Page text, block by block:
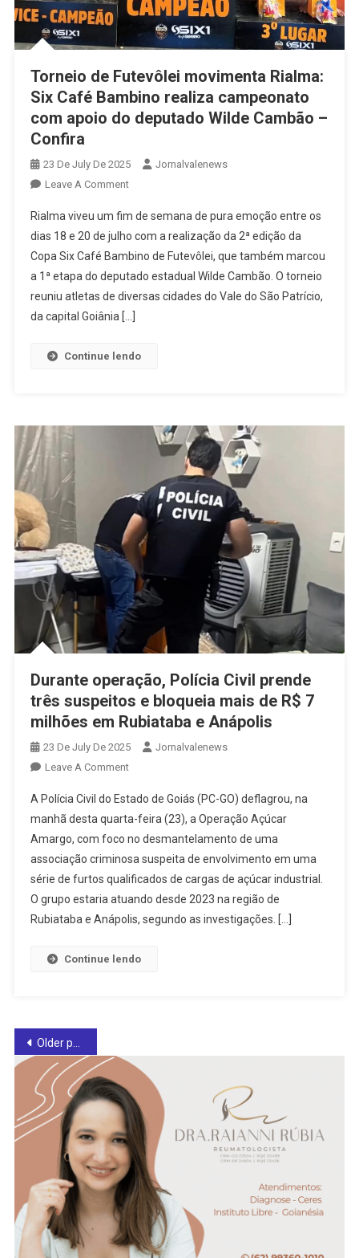
Torneio de Futevôlei movimenta Rialma:
Six Café Bambino realiza campeonato
com apoio do deputado Wilde Cambão –
Confira
23 De July De 2025
Jornalvalenews
Leave A CommentOn
De
Futevôlei
Movimenta
Rialma:
Six
Café
Realiza
Do
Deputado
Cambão
–
Confira
Rialma viveu um fim de semana de pura emoção entre os
dias 18 e 20 de julho com a realização da 2ª edição da
Copa Six Café Bambino de Futevôlei, que também marcou
a 1ª etapa do deputado estadual Wilde Cambão. O torneio
reuniu atletas de diversas cidades do Vale do São Patrício,
da capital Goiânia […]
Continue lendo
Durante operação, Polícia Civil prende
três suspeitos e bloqueia mais de R$ 7
milhões em Rubiataba e Anápolis
23 De July De 2025
Jornalvalenews
Leave A CommentOn
Operação,
Polícia
Civil
Prende
Três
Suspeitos
E
Rubiataba
Anápolis
A Polícia Civil do Estado de Goiás (PC-GO) deflagrou, na
manhã desta quarta-feira (23), a Operação Açúcar
Amargo, com foco no desmantelamento de uma
associação criminosa suspeita de envolvimento em uma
série de furtos qualificados de cargas de açúcar industrial.
O grupo estaria atuando desde 2023 na região de
Rubiataba e Anápolis, segundo as investigações. […]
Continue lendo
Posts
navigation
Older posts